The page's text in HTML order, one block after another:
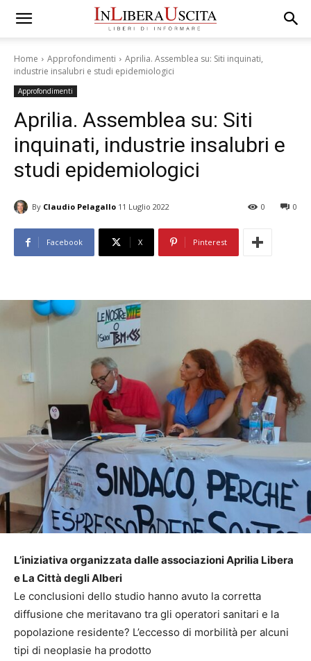
Home Approfondimenti
Aprilia. Assemblea su: Siti inquinati,
industrie insalubri e studi epidemiologici
Approfondimenti
Aprilia. Assemblea su: Siti
inquinati, industrie insalubri e
studi epidemiologici
By Claudio Pelagallo 11 Luglio 2022 0
0
Facebook X Pinterest
L’iniziativa organizzata dalle associazioni Aprilia Libera
e La Città degli Alberi
Le conclusioni dello studio hanno avuto la corretta
diffusione che meritavano tra gli operatori sanitari e la
popolazione residente? L’eccesso di morbilità per alcuni
tipi di neoplasie ha prodotto